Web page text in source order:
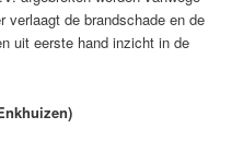
verlaagt de brandschade en de
uit eerste hand inzicht in de